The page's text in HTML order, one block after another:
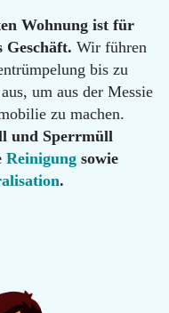
Wohnung ist für
Geschäft. Wir führen
bis zu
aus, um aus der Messie
zu machen.
und Sperrmüll
Reinigung sowie
.